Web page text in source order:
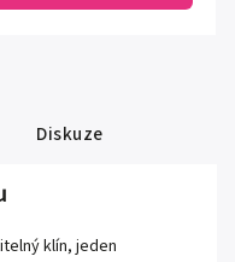
Diskuze
klín, jeden